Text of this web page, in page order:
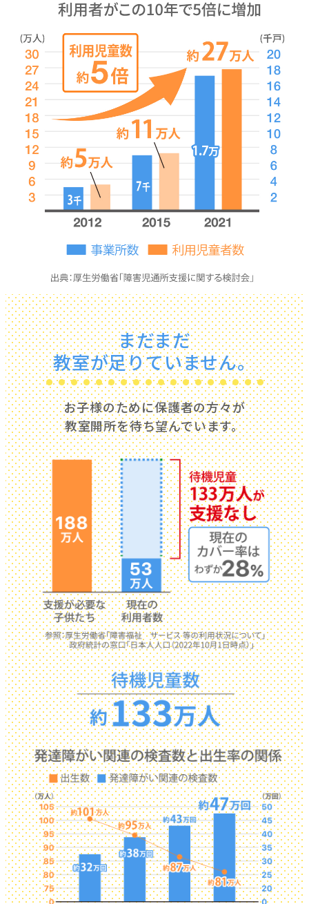
まだまだ
教室が足りていません。
お子様のために保護者の方々が
教室開所を待ち望んでいます。